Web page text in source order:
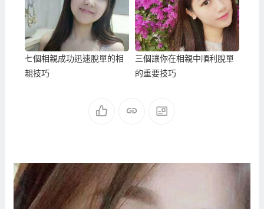
七個相親成功迅速脫單的相
親技巧
三個讓你在相親中順利脫單
的重要技巧